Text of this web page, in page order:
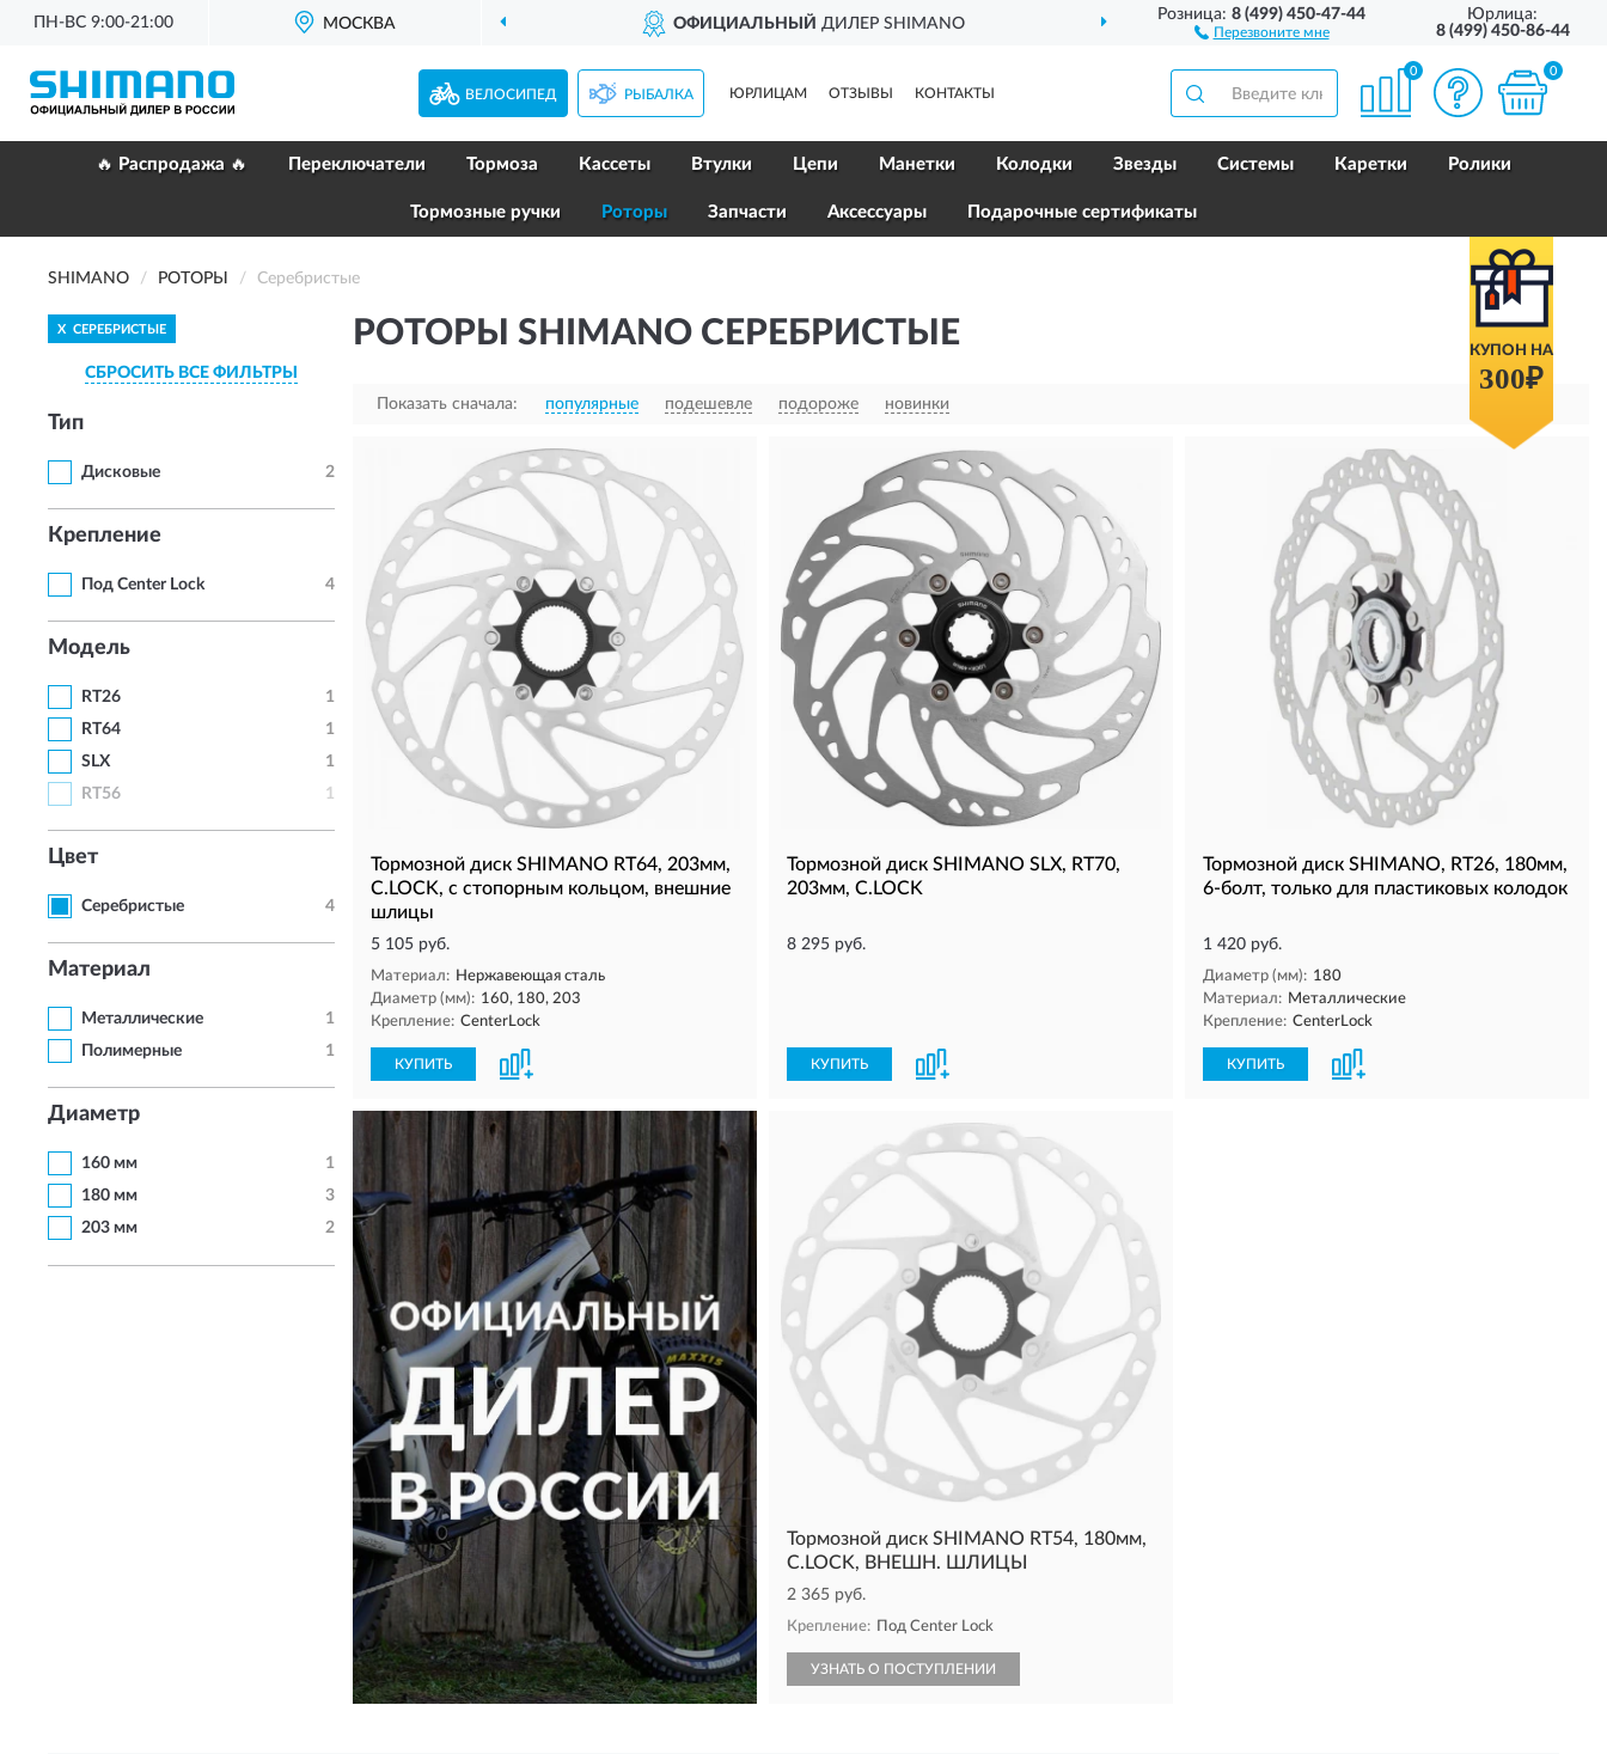
ПН-ВС 9:00-21:00 МОСКВА ОФИЦИАЛЬНЫЙ ДИЛЕР SHIMANO ДОСТАВИМ ПО ВСЕЙ РОССИИ
Розница:8 (499) 450-47-44
Перезвоните мне
Юрлица:
8 (499) 450-86-44
ВЕЛОСИПЕД РЫБАЛКА ЮРЛИЦАМ ОТЗЫВЫ КОНТАКТЫ
0 0
🔥 Распродажа 🔥 Переключатели Тормоза Кассеты Втулки Цепи Манетки Колодки Звезды Системы Каретки Ролики
Тормозные ручки Роторы Запчасти Аксессуары Подарочные сертификаты
КУПОН НА
300₽
SHIMANO РОТОРЫ Серебристые
X СЕРЕБРИСТЫЕ
СБРОСИТЬ ВСЕ ФИЛЬТРЫ
Тип
Дисковые 2
Крепление
Под Center Lock 4
Модель
RT26
1
RT64
1
SLX
1
RT56
1
Цвет
Серебристые 4
Материал
Металлические
1
Полимерные
1
Диаметр
160 мм
1
180 мм
3
203 мм
2
РОТОРЫ SHIMANO СЕРЕБРИСТЫЕ
Показать сначала: популярные подешевле подороже новинки
Тормозной диск SHIMANO RT64, 203мм,
C.LOCK, с стопорным кольцом, внешние
шлицы
5 105 руб.
Материал: Нержавеющая сталь
Диаметр (мм): 160, 180, 203
Крепление: CenterLock
КУПИТЬ
Тормозной диск SHIMANO SLX, RT70,
203мм, C.LOCK
8 295 руб.
КУПИТЬ
Тормозной диск SHIMANO, RT26, 180мм,
6-болт, только для пластиковых колодок
1 420 руб.
Диаметр (мм): 180
Материал: Металлические
Крепление: CenterLock
КУПИТЬ
КУПИТЬ
Тормозной диск SHIMANO RT54, 180мм,
C.LOCK, ВНЕШН. ШЛИЦЫ
2 365 руб.
Крепление: Под Center Lock
УЗНАТЬ О ПОСТУПЛЕНИИ